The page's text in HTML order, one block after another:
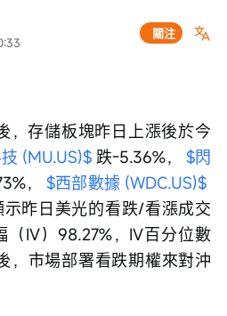
關注
，存儲板塊昨日上漲後於今
(MU.US)$ 跌-5.36%， $閃
， $西部數據 (WDC.US)$
昨日美光的看跌/看漲成交
（IV）98.27%，IV百分位數
，市場部署看跌期權來對沖